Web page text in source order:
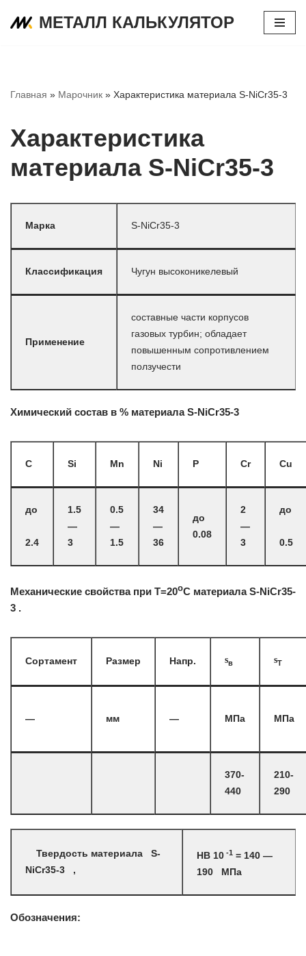
МЕТАЛЛ КАЛЬКУЛЯТОР
Главная » Марочник » Характеристика материала S-NiCr35-3
Характеристика
материала S-NiCr35-3
Марка S-NiCr35-3
Классификация Чугун высоконикелевый
Применение
составные части корпусов
газовых турбин; обладает
повышенным сопротивлением
ползучести
Химический состав в % материала S-NiCr35-3
C Si Mn Ni P Cr Cu
до
2.4
1.5
—
3
0.5
—
1.5
34
—
36
до
0.08
2
—
3
до
0.5
Механические свойства при Т=20oС материала S-NiCr35-
3 .
Сортамент Размер Напр. sв sT
— мм — МПа МПа
370-
440
210-
290
Твердость материала S-
NiCr35-3 ,
HB 10 -1 = 140 —
190 МПа
Обозначения: